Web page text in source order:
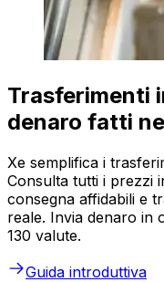
Trasferimenti
denaro fatti
Xe semplifica i
Consulta tutti i prezzi
consegna affidabili e
reale. Invia denaro in
130 valute.
Guida introduttiva